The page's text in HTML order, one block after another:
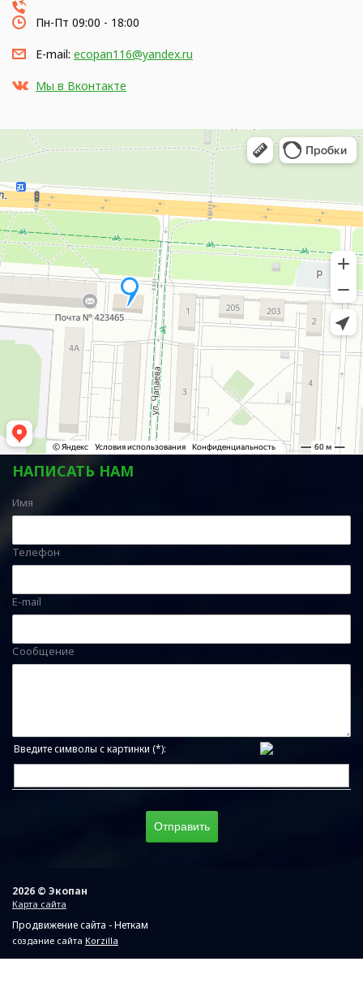
Пн-Пт 09:00 - 18:00
E-mail: ecopan116@yandex.ru
Мы в Вконтакте
НАПИСАТЬ НАМ
Имя
Телефон
E-mail
Сообщение
Введите символы с картинки (*):
2026 © Экопан
Карта сайта
Продвижение сайта - Неткам
создание сайта Korzilla